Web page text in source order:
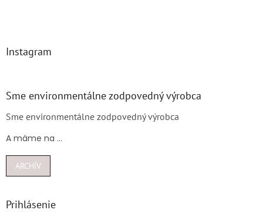
Instagram
Sme environmentálne zodpovedný výrobca
Sme environmentálne zodpovedný výrobca
A máme na ...
ARCHÍV
Prihlásenie